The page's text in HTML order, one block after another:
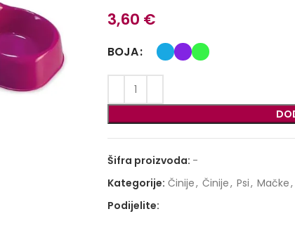
3,60 €
BOJA
Šifra proizvoda: -
Kategorije: Činije, Činije, Psi, Mačke,
Podijelite: